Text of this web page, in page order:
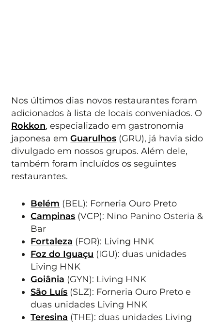
Nos últimos dias novos restaurantes foram
adicionados à lista de locais conveniados. O
Rokkon, especializado em gastronomia
japonesa emGuarulhos (GRU), já havia sido
divulgado em nossos grupos. Além dele,
também foram incluídos os seguintes
restaurantes.
Belém (BEL): Forneria Ouro Preto
Campinas (VCP): Nino Panino Osteria &
Bar
Fortaleza (FOR): Living HNK
Foz do Iguaçu (IGU): duas unidades
Living HNK
Goiânia (GYN): Living HNK
São Luís (SLZ): Forneria Ouro Preto e
duas unidades Living HNK
Teresina (THE): duas unidades Living